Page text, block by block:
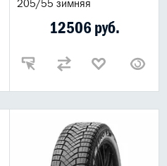
205/55 зимняя
12506 руб.